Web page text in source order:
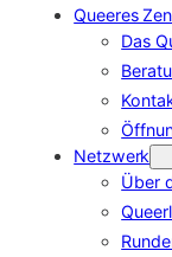
Queeres
Das
Netzwerk
Über